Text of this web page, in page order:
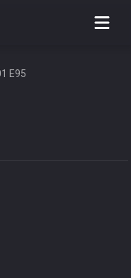
to your
set by
is
E95